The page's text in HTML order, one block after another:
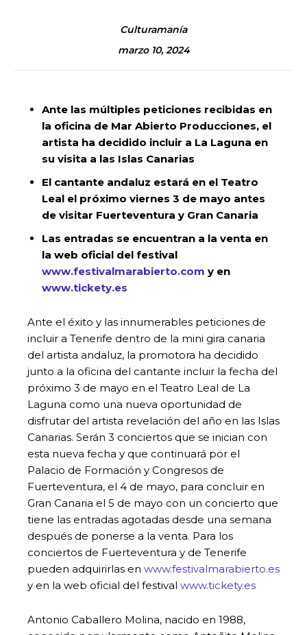
Culturamanía
marzo 10, 2024
Ante las múltiples peticiones recibidas en
la oficina de Mar Abierto Producciones, el
artista ha decidido incluir a La Laguna en
su visita a las Islas Canarias
El cantante andaluz estará en el Teatro
Leal el próximo viernes 3 de mayo antes
de visitar Fuerteventura y Gran Canaria
Las entradas se encuentran a la venta en
la web oficial del festival
www.festivalmarabierto.com y en
www.tickety.es
Ante el éxito y las innumerables peticiones de
incluir a Tenerife dentro de la mini gira canaria
del artista andaluz, la promotora ha decidido
junto a la oficina del cantante incluir la fecha del
próximo 3 de mayo en el Teatro Leal de La
Laguna como una nueva oportunidad de
disfrutar del artista revelación del año en las Islas
Canarias. Serán 3 conciertos que se inician con
esta nueva fecha y que continuará por el
Palacio de Formación y Congresos de
Fuerteventura, el 4 de mayo, para concluir en
Gran Canaria el 5 de mayo con un concierto que
tiene las entradas agotadas desde una semana
después de ponerse a la venta. Para los
conciertos de Fuerteventura y de Tenerife
pueden adquirirlas en www.festivalmarabierto.es
y en la web oficial del festival www.tickety.es
Antonio Caballero Molina, nacido en 1988,